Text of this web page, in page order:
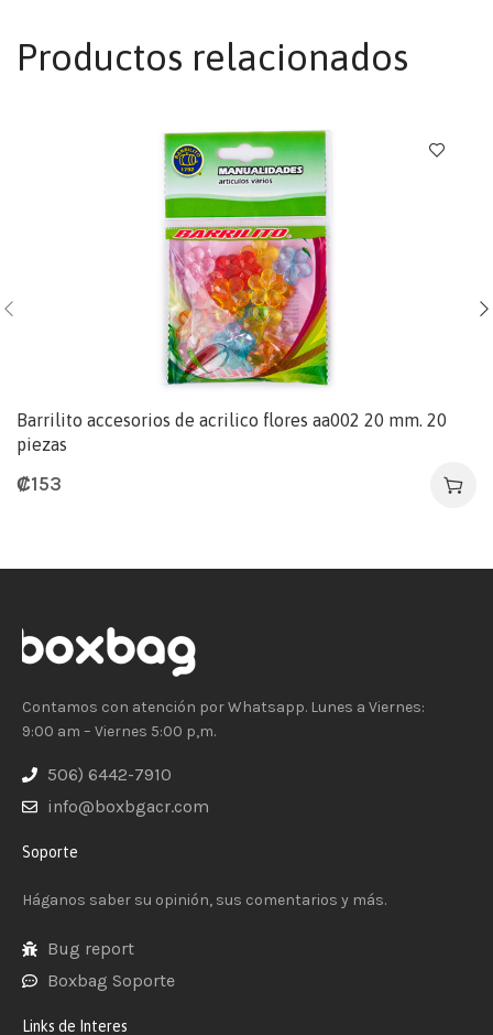
Productos relacionados
Barrilito accesorios de acrilico flores aa002 20 mm. 20
piezas
₡153
Contamos con atención por Whatsapp. Lunes a Viernes:
9:00 am – Viernes 5:00 p,m.
506) 6442-7910
info@boxbgacr.com
Soporte
Háganos saber su opinión, sus comentarios y más.
Bug report
Boxbag Soporte
Links de Interes